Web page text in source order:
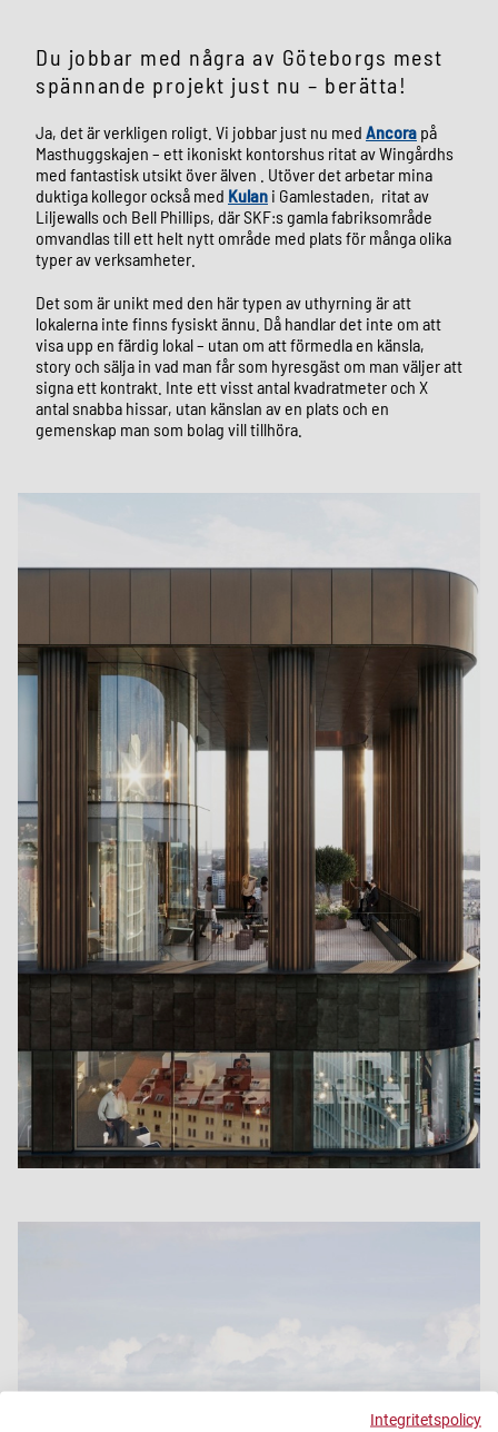
Du jobbar med några av Göteborgs mest
spännande projekt just nu – berätta!
Ja, det är verkligen roligt. Vi jobbar just nu med Ancora på
Masthuggskajen – ett ikoniskt kontorshus ritat av Wingårdhs
med fantastisk utsikt över älven . Utöver det arbetar mina
duktiga kollegor också med Kulan i Gamlestaden, ritat av
Liljewalls och Bell Phillips, där SKF:s gamla fabriksområde
omvandlas till ett helt nytt område med plats för många olika
typer av verksamheter.
Det som är unikt med den här typen av uthyrning är att
lokalerna inte finns fysiskt ännu. Då handlar det inte om att
visa upp en färdig lokal – utan om att förmedla en känsla,
story och sälja in vad man får som hyresgäst om man väljer att
signa ett kontrakt. Inte ett visst antal kvadratmeter och X
antal snabba hissar, utan känslan av en plats och en
gemenskap man som bolag vill tillhöra.
Integritetspolicy